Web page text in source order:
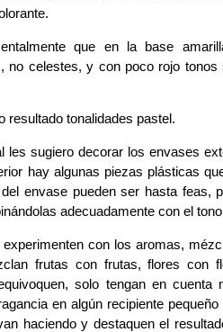
que en la base
no celestes, y con poco rojo tonos
resultado tonalidades pastel.
les sugiero decorar los envases
hay algunas piezas plásticas
envase pueden ser hasta feas,
adecuadamente con el
con los aromas,
frutas con frutas, flores con
solo tengan en cuenta
en algún recipiente
haciendo y destaquen el